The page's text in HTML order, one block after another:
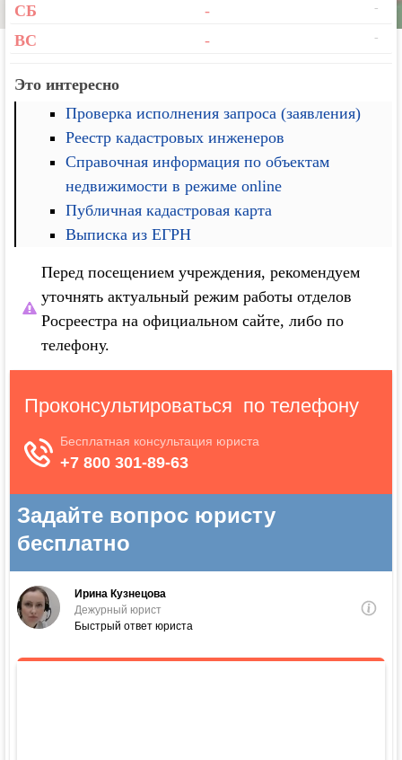
СБ - -
ВС - -
Это интересно
Проверка исполнения запроса (заявления)
Реестр кадастровых инженеров
Справочная информация по объектам
недвижимости в режиме online
Публичная кадастровая карта
Выписка из ЕГРН
Перед посещением учреждения, рекомендуем
уточнять актуальный режим работы отделов
Росреестра на официальном сайте, либо по
телефону.